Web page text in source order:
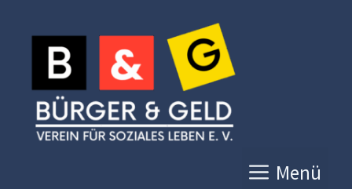
Inhalt
springen
Menü